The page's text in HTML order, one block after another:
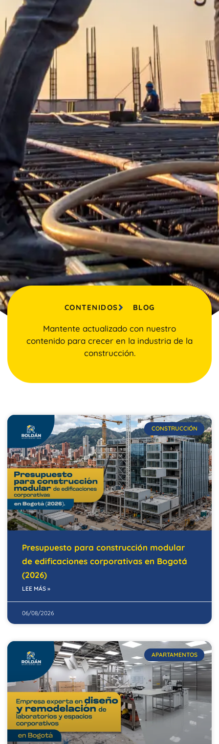
CONTENIDOS BLOG
Mantente actualizado con nuestro
contenido para crecer en la industria de la
construcción.
CONSTRUCCIÓN
Presupuesto para construcción modular
de edificaciones corporativas en Bogotá
(2026)
LEE MÁS »
06/08/2026
APARTAMENTOS